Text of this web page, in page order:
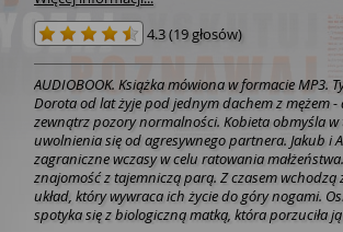
4.3(19 głosów)
AUDIOBOOK. Książka mówiona w formacie MP3.
Dorota od lat żyje pod jednym dachem z mężem
zewnątrz pozory normalności. Kobieta obmyśla
uwolnienia się od agresywnego partnera. Jakub i
zagraniczne wczasy w celu ratowania
znajomość z tajemniczą parą. Z czasem
układ, który wywraca ich życie do góry nogami.
spotyka się z biologiczną matką, która porzuciła